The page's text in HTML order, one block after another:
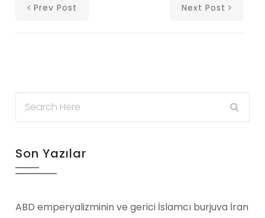
Prev Post Next Post
Son Yazılar
ABD emperyalizminin ve gerici İslamcı burjuva İran